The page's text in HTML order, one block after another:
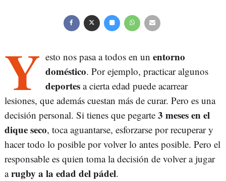
Y esto nos pasa a todos en un entorno
doméstico. Por ejemplo, practicar algunos
deportes a cierta edad puede acarrear
lesiones, que además cuestan más de curar. Pero es una
decisión personal. Si tienes que pegarte 3 meses en el
dique seco, toca aguantarse, esforzarse por recuperar y
hacer todo lo posible por volver lo antes posible. Pero el
responsable es quien toma la decisión de volver a jugar
arugby a la edad del pádel.